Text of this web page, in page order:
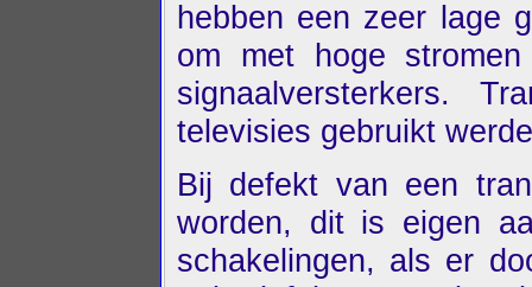
hebben een zeer lage
om met hoge
signaalversterkers.
televisies gebruikt
Bij defekt van een
worden, dit is eigen
schakelingen, als er